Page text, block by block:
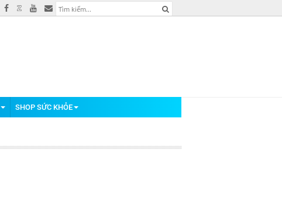
SHOP SỨC KHỎE